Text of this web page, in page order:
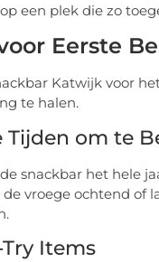
een plek die zo
Eerste
Katwijk voor
te halen.
Tijden om te
snackbar het hele
de vroege ochtend of
Items